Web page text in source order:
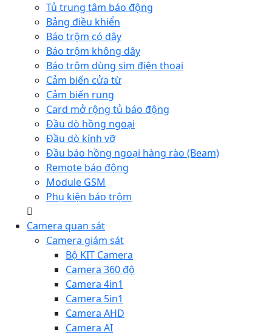
Tủ trung tâm báo động
Bảng điều khiển
Báo trộm có dây
Báo trộm không dây
Báo trộm dùng sim điện thoại
Cảm biến cửa từ
Cảm biến rung
Card mở rộng tủ báo động
Đầu dò hồng ngoại
Đầu dò kính vỡ
Đầu báo hồng ngoại hàng rào (Beam)
Remote báo động
Module GSM
Phụ kiện báo trộm
Camera quan sát
Camera giám sát
Bộ KIT Camera
Camera 360 độ
Camera 4in1
Camera 5in1
Camera AHD
Camera AI